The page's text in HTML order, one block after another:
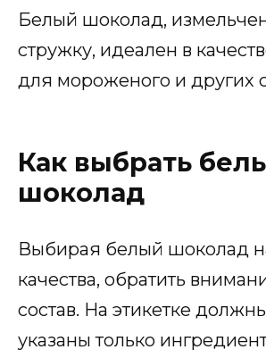
Белый шоколад,
стружку, идеален в
для мороженого и других
Как выбрать
шоколад
Выбирая белый шоколад
качества, обратить
состав. На этикетке
указаны только